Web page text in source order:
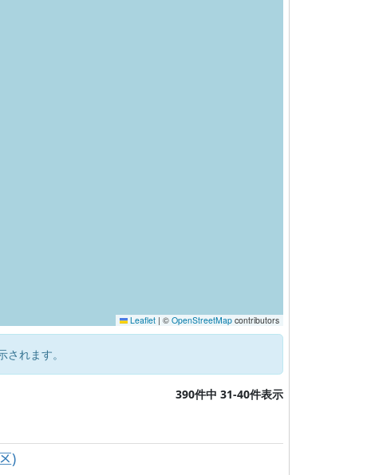
Leaflet | © OpenStreetMap contributors
れます。
390件中 31-40件表示
)